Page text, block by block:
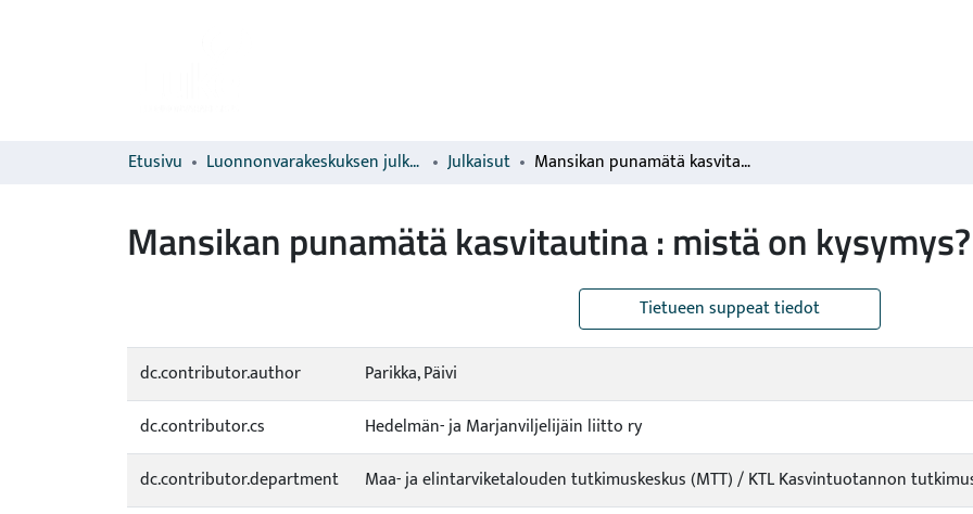
Etusivu Luonnonvarakeskuksen julkaisut Julkaisut Mansikan punamätä kasvitautina : mistä on kysymys?
Mansikan punamätä kasvitautina : mistä on kysymys?
Tietueen suppeat tiedot
dc.contributor.author Parikka, Päivi
dc.contributor.cs
Hedelmän- ja Marjanviljelijäin liitto ry
dc.contributor.department
Maa- ja elintarviketalouden tutkimuskeskus (MTT) / KTL Kasvintuotannon